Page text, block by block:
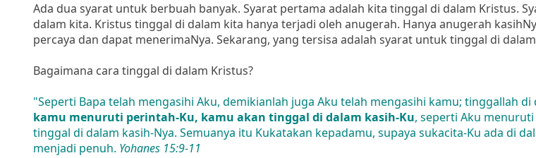
Ada dua syarat untuk berbuah banyak. Syarat pertama adalah kita tinggal di dalam Kristus.
dalam kita. Kristus tinggal di dalam kita hanya terjadi oleh anugerah. Hanya anugerah
percaya dan dapat menerimaNya. Sekarang, yang tersisa adalah syarat untuk tinggal di
Bagaimana cara tinggal di dalam Kristus?
"Seperti Bapa telah mengasihi Aku, demikianlah juga Aku telah mengasihi kamu; tinggallah di
kamu menuruti perintah-Ku, kamu akan tinggal di dalam kasih-Ku, seperti Aku
tinggal di dalam kasih-Nya. Semuanya itu Kukatakan kepadamu, supaya sukacita-Ku ada di
menjadi penuh. Yohanes 15:9-11